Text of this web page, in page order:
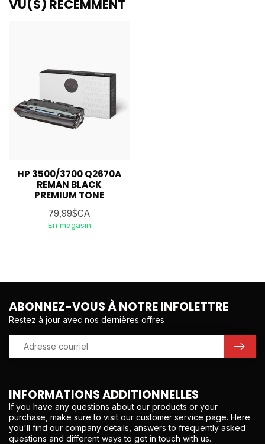
VU(S) RÉCEMMENT
HP 3500/3700 Q2670A
REMAN BLACK
PREMIUM TONE
79,99$CA
En magasin
INFORMATIONS ADDITIONNELLES
If you have any questions about our products or your
purchase, make sure to visit our customer service page. Here
you'll find our company details, answers to frequently asked
questions and different ways to get in touch with us.
ABONNEZ-VOUS À NOTRE INFOLETTRE
Restez à jour avec nos dernières offres